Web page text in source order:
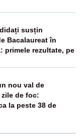
susțin
Bacalaureat în
primele rezultate, pe
nou val de
zile de foc:
la peste 38 de